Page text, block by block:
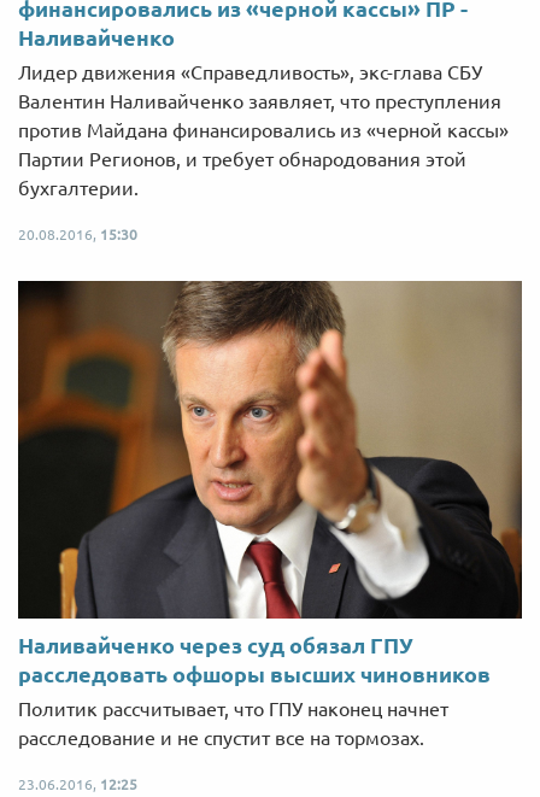
финансировались из «черной кассы» ПР -
Наливайченко
Лидер движения «Справедливость», экс-глава СБУ
Валентин Наливайченко заявляет, что преступления
против Майдана финансировались из «черной кассы»
Партии Регионов, и требует обнародования этой
бухгалтерии.
20.08.2016, 15:30
Наливайченко через суд обязал ГПУ
расследовать офшоры высших чиновников
Политик рассчитывает, что ГПУ наконец начнет
расследование и не спустит все на тормозах.
23.06.2016, 12:25